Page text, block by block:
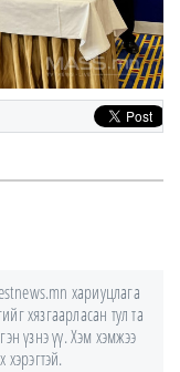
хариуцлага
хязгаарласан тул та
үзнэ үү. Хэм хэмжээ
хэрэгтэй.